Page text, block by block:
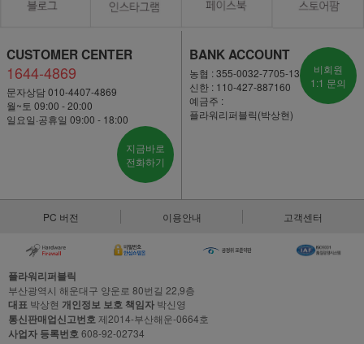
CUSTOMER CENTER
1644-4869
문자상담 010-4407-4869
월~토 09:00 - 20:00
일요일·공휴일 09:00 - 18:00
지금바로
전화하기
BANK ACCOUNT
농협 : 355-0032-7705-13
신한 : 110-427-887160
예금주 :
플라워리퍼블릭(박상현)
비회원
1:1 문의
PC 버전 이용안내 고객센터
플라워리퍼블릭
부산광역시 해운대구 양운로 80번길 22,9층
대표 박상현 개인정보 보호 책임자 박신영
통신판매업신고번호제2014-부산해운-0664호
사업자 등록번호608-92-02734